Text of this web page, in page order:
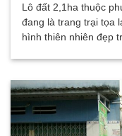
Lô đất 2,1ha thuộc
đang là trang trại tọa
hình thiên nhiên đẹp